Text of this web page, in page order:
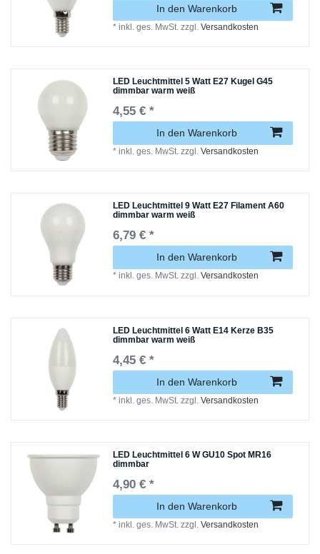
In den Warenkorb
*inkl. ges. MwSt. zzgl.Versandkosten
LED Leuchtmittel 5 Watt E27 Kugel G45
dimmbar warm weiß
4,55 € *
In den Warenkorb
*inkl. ges. MwSt. zzgl.Versandkosten
LED Leuchtmittel 9 Watt E27 Filament A60
dimmbar warm weiß
6,79 € *
In den Warenkorb
*inkl. ges. MwSt. zzgl.Versandkosten
LED Leuchtmittel 6 Watt E14 Kerze B35
dimmbar warm weiß
4,45 € *
In den Warenkorb
*inkl. ges. MwSt. zzgl.Versandkosten
LED Leuchtmittel 6 W GU10 Spot MR16
dimmbar
4,90 € *
In den Warenkorb
*inkl. ges. MwSt. zzgl.Versandkosten